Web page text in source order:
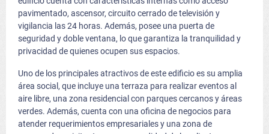
pavimentado, ascensor, circuito cerrado de televisión y
vigilancia las 24 horas. Además, posee una puerta de
seguridad y doble ventana, lo que garantiza la tranquilidad y
privacidad de quienes ocupen sus espacios.
Uno de los principales atractivos de este edificio es su amplia
área social, que incluye una terraza para realizar eventos al
aire libre, una zona residencial con parques cercanos y áreas
verdes. Además, cuenta con una oficina de negocios para
atender requerimientos empresariales y una zona de